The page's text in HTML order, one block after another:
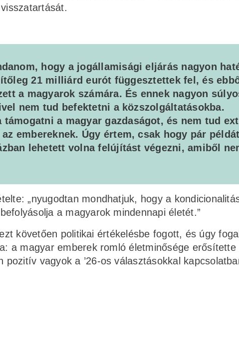
hogy a jogállamisági eljárás nagyon
21 milliárd eurót függesztettek fel, és
a magyarok számára. És ennek nagyon
nem tud befektetni a közszolgáltatásokba.
támogatni a magyar gazdaságot, és nem tud
embereknek. Úgy értem, csak hogy pár
lehetett volna felújítást végezni, amiből
„nyugodtan mondhatjuk, hogy a
a magyarok mindennapi életét.”
követően politikai értékelésbe fogott, és úgy
a magyar emberek romló életminősége erősítette
vagyok a ’26-os választásokkal